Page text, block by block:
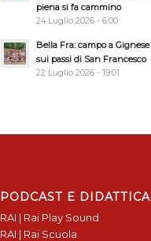
piena si fa cammino
24 Luglio 2026 - 6:00
Bella Fra: campo a Gignese
sui passi di San Francesco
22 Luglio 2026 - 19:01
PODCAST E DIDATTICA
RAI | Rai Play Sound
RAI | Rai Scuola